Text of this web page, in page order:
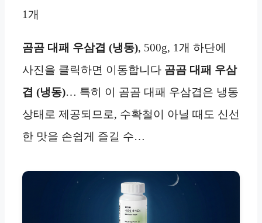
1개
곰곰 대패 우삼겹 (냉동), 500g, 1개 하단에
사진을 클릭하면 이동합니다 곰곰 대패 우삼
겹 (냉동)… 특히 이 곰곰 대패 우삼겹은 냉동
상태로 제공되므로, 수확철이 아닐 때도 신선
한 맛을 손쉽게 즐길 수…